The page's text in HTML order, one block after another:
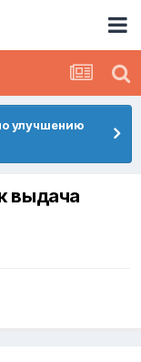
улучшению
выдача